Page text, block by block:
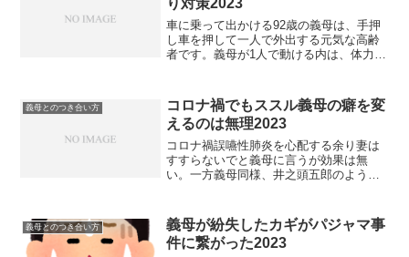
り対策2023
車に乗って出かける92歳の義母は、手押
し車を押して一人で外出する元気な高齢
者です。義母が1人で動ける内は、体力維
スポーツタイプの車です。前席は、背も
たれに手を添えるだけ...
義母とのつき合い方
コロナ禍でもススル義母の癖を変
えるのは無理2023
コロナ禍誤嚥性肺炎を心配する余り妻は
すすらないでと義母に言うが効果は無
い。一方義母同様、井之頭五郎のように
とく気を使わず食べる行為は、すすれな
い人間からみたら羨ましい
義母とのつき合い方
義母が紛失したカギがパジャマ事
件に繋がった2023